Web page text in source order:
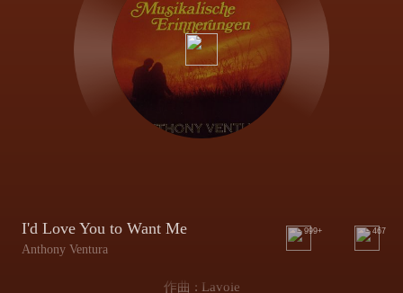
I'd Love You to Want Me
Anthony Ventura
999+ 467
作曲 : Lavoie